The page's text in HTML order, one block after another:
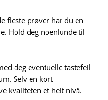
fleste prøver har du en
Hold deg noenlunde til
deg eventuelle tastefeil
Selv en kort
kvaliteten et helt nivå.